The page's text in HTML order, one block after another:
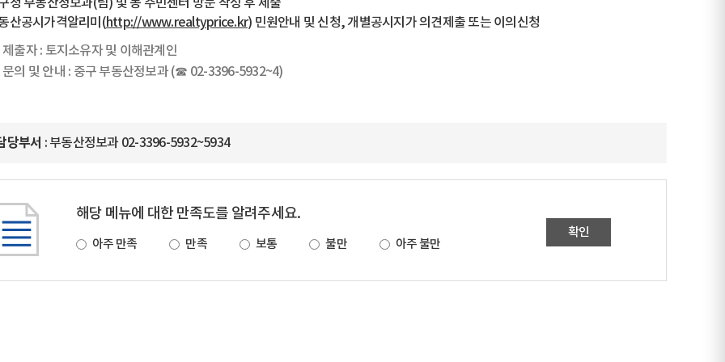
청 부동산정보과(팀) 및 동 주민센터 방문 작성 후 제출
산공시가격알리미(http://www.realtyprice.kr) 민원안내 및 신청, 개별공시지가 의견제출 또는 이의신청
제출자 : 토지소유자 및 이해관계인
문의 및 안내 : 중구 부동산정보과 (☎ 02-3396-5932~4)
당부서 : 부동산정보과 02-3396-5932~5934
해당 메뉴에 대한 만족도를 알려주세요.
아주 만족 만족 보통 불만 아주 불만
확인